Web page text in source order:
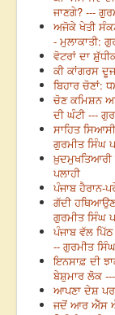
ਜਾਣਗੇ? ---
ਅਜੋਕੇ ਖੇਤੀ
- ਮੁਲਾਕਾਤੀ:
ਵੋਟਰਾਂ ਦਾ
ਕੀ ਕਾਂਗਰਸ
ਬਿਹਾਰ ਚੋਣਾਂ:
ਚੋਣ ਕਮਿਸ਼ਨ
ਦੀ ਘੰਟੀ ---
ਸਾਹਿਤ
ਗੁਰਮੀਤ ਸਿੰਘ
ਪਲਾਹੀ
ਪੰਜਾਬ ਹੈਰਾਨ-
ਗੱਦੀ
ਗੁਰਮੀਤ ਸਿੰਘ
ਪੰਜਾਬ ਵੱਲ
-- ਗੁਰਮੀਤ
ਇਨਸਾਫ਼ ਦੀ
ਬੇਸ਼ੁਮਾਰ ਲੋਕ
ਆਪਣਾ ਦੇਸ਼
ਜਦੋਂ ਆਰ ਐੱਸ